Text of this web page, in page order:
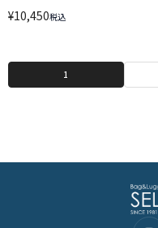
¥10,450税込
1